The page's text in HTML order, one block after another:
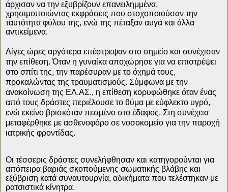
άρχισαν να την εξυβρίζουν επανειλημμένα,
χρησιμοποιώντας εκφράσεις που στοχοποιούσαν την
ταυτότητα φύλου της, ενώ της πέταξαν αυγά και άλλα
αντικείμενα.
Λίγες ώρες αργότερα επέστρεψαν στο σημείο και συνέχισαν
την επίθεση. Όταν η γυναίκα αποχώρησε για να επιστρέψει
στο σπίτι της, την παρέσυραν με το όχημά τους,
προκαλώντας της τραυματισμούς. Σύμφωνα με την
ανακοίνωση της ΕΛ.ΑΣ., η επίθεση κορυφώθηκε όταν ένας
από τους δράστες περιέλουσε το θύμα με εύφλεκτο υγρό,
ενώ εκείνο βρισκόταν πεσμένο στο έδαφος. Στη συνέχεια
μεταφέρθηκε με ασθενοφόρο σε νοσοκομείο για την παροχή
ιατρικής φροντίδας.
Οι τέσσερις δράστες συνελήφθησαν και κατηγορούνται για
απόπειρα βαριάς σκοπούμενης σωματικής βλάβης και
εξύβριση κατά συναυτουργία, αδικήματα που τελέστηκαν με
ρατσιστικά κίνητρα.